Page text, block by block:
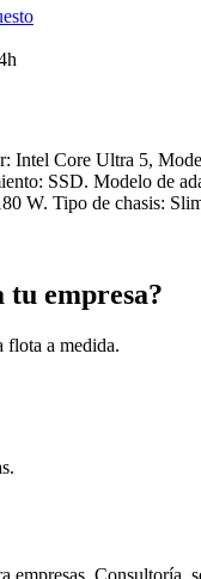
Intel Core Ultra 5,
SSD. Modelo de
W. Tipo de chasis:
tu empresa?
flota a medida.